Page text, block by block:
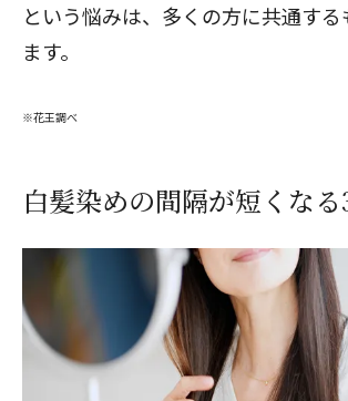
という悩みは、多くの方に共通す
ます。
※花王調べ
白髪染めの間隔が短くな